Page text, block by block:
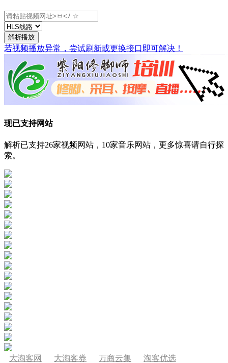
解析播放
若视频播放异常，尝试刷新或更换接口即可解决！
现已支持网站
解析已支持26家视频网站，10家音乐网站，更多惊喜请自行探
索。
大淘客网 大淘客券 万商云集 淘客优选